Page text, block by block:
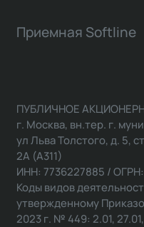
Приемная Softline
ПУБЛИЧНОЕ
г. Москва, вн.тер. г.
ул Льва Толстого, д. 5,
2А (А311)
ИНН: 7736227885 /
Коды видов
утвержденному
2023 г. № 449: 2.01,